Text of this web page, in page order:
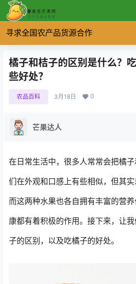
寻求全国农产品货源合作
橘子和桔子的区别是什么？
些好处？
农品百科 3月18日 0
芒果达人
在日常生活中，很多人常常会把橘
们在外观和口感上有些相似，但其实
而这两种水果也各自拥有丰富的营
康都有着积极的作用。接下来，让
子的区别，以及吃橘子的好处。